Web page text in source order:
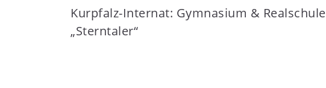
Kurpfalz-Internat: Gymnasium & Realschule
„Sterntaler“